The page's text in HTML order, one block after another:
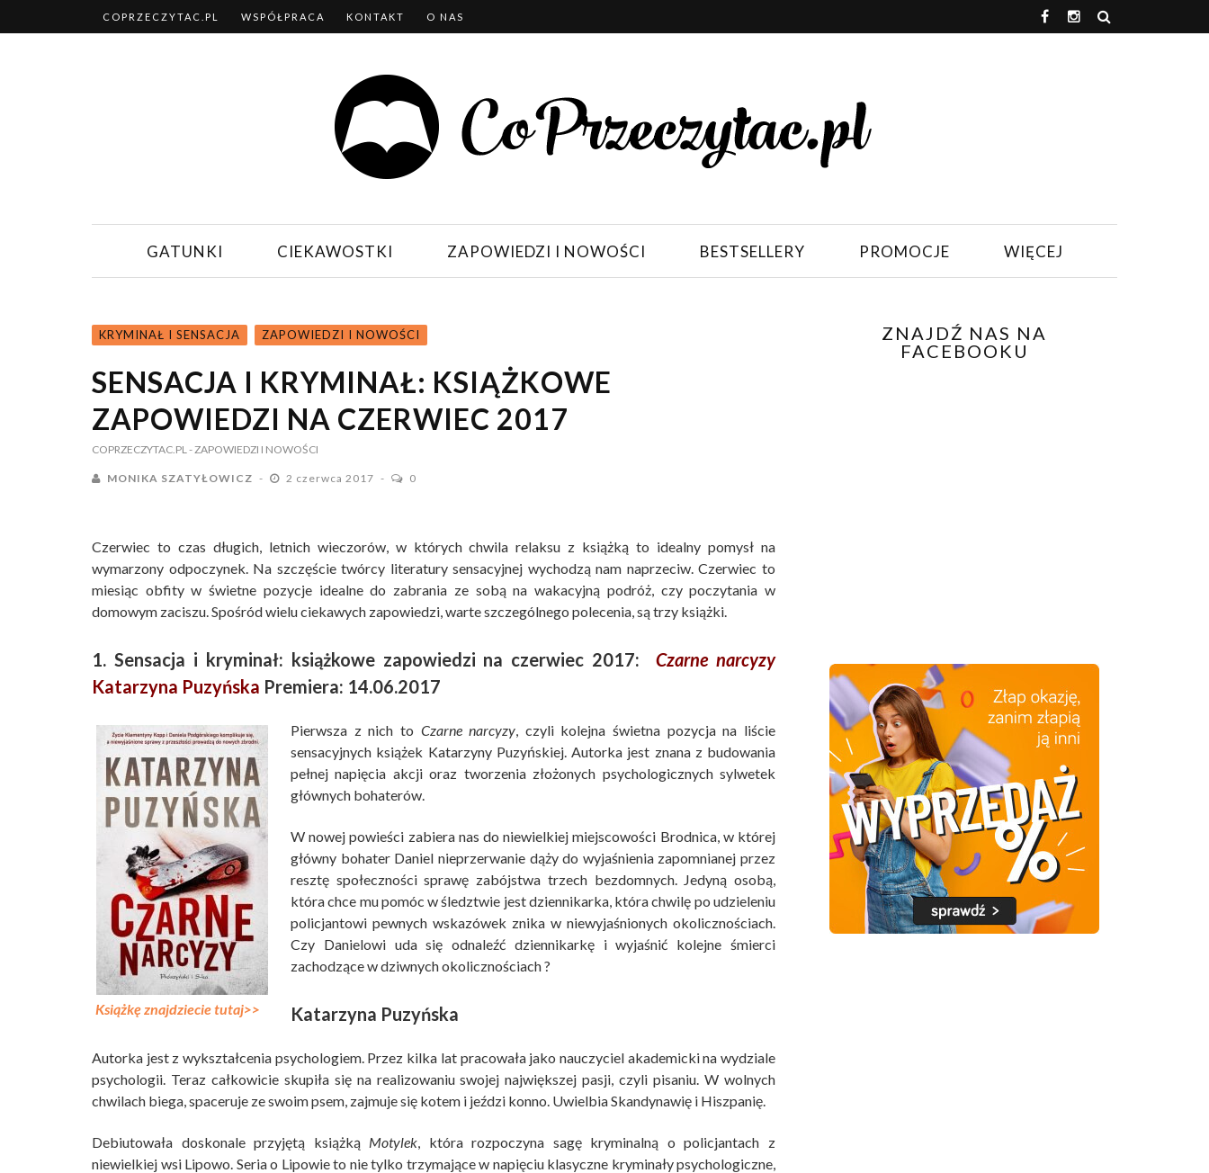
COPRZECZYTAC.PL WSPÓŁPRACA KONTAKT O NAS
GATUNKI CIEKAWOSTKI ZAPOWIEDZI I NOWOŚCI BESTSELLERY PROMOCJE WIĘCEJ
KRYMINAŁ I SENSACJA ZAPOWIEDZI I NOWOŚCI
SENSACJA I KRYMINAŁ: KSIĄŻKOWE
ZAPOWIEDZI NA CZERWIEC 2017
COPRZECZYTAC.PL- ZAPOWIEDZI I NOWOŚCI
MONIKA SZATYŁOWICZ 2 czerwca 2017 0
Czerwiec to czas długich, letnich wieczorów, w których chwila relaksu z książką to idealny pomysł na
wymarzony odpoczynek. Na szczęście twórcy literatury sensacyjnej wychodzą nam naprzeciw. Czerwiec to
miesiąc obfity w świetne pozycje idealne do zabrania ze sobą na wakacyjną podróż, czy poczytania w
domowym zaciszu. Spośród wielu ciekawych zapowiedzi, warte szczególnego polecenia, są trzy książki.
1. Sensacja i kryminał: książkowe zapowiedzi na czerwiec 2017:
Czarne narcyzy
Katarzyna Puzyńska Premiera: 14.06.2017
Książkę znajdziecie tutaj>>
Pierwsza z nich to Czarne narcyzy, czyli kolejna świetna pozycja na liście
sensacyjnych książek Katarzyny Puzyńskiej. Autorka jest znana z budowania
pełnej napięcia akcji oraz tworzenia złożonych psychologicznych sylwetek
głównych bohaterów.
W nowej powieści zabiera nas do niewielkiej miejscowości Brodnica, w której
główny bohater Daniel nieprzerwanie dąży do wyjaśnienia zapomnianej przez
resztę społeczności sprawę zabójstwa trzech bezdomnych. Jedyną osobą,
która chce mu pomóc w śledztwie jest dziennikarka, która chwilę po udzieleniu
policjantowi pewnych wskazówek znika w niewyjaśnionych okolicznościach.
Czy Danielowi uda się odnaleźć dziennikarkę i wyjaśnić kolejne śmierci
zachodzące w dziwnych okolicznościach ?
Katarzyna Puzyńska
Autorka jest z wykształcenia psychologiem. Przez kilka lat pracowała jako nauczyciel akademicki na wydziale
psychologii. Teraz całkowicie skupiła się na realizowaniu swojej największej pasji, czyli pisaniu. W wolnych
chwilach biega, spaceruje ze swoim psem, zajmuje się kotem i jeździ konno. Uwielbia Skandynawię i Hiszpanię.
Debiutowała doskonale przyjętą książką Motylek, która rozpoczyna sagę kryminalną o policjantach z
niewielkiej wsi Lipowo. Seria o Lipowie to nie tylko trzymające w napięciu klasyczne kryminały psychologiczne,
ZNAJDŹ NAS NA
FACEBOOKU